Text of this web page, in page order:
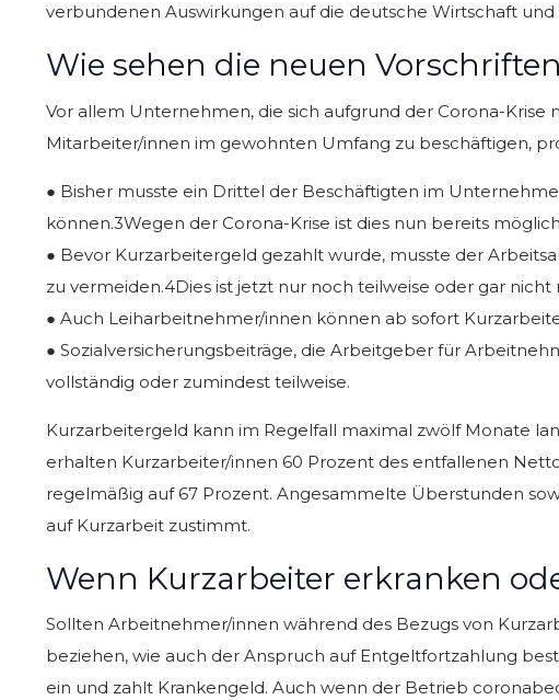
verbundenen Auswirkungen auf die deutsche Wirtschaft
Wie sehen die neuen
Vor allem Unternehmen, die sich aufgrund der Corona-
Mitarbeiter/innen im gewohnten Umfang zu beschäftigen,
● Bisher musste ein Drittel der Beschäftigten im
können.3Wegen der Corona-Krise ist dies nun bereits
● Bevor Kurzarbeitergeld gezahlt wurde, musste der
zu vermeiden.4Dies ist jetzt nur noch teilweise oder gar nicht
● Auch Leiharbeitnehmer/innen können ab sofort
● Sozialversicherungsbeiträge, die Arbeitgeber für
vollständig oder zumindest teilweise.
Kurzarbeitergeld kann im Regelfall maximal zwölf Monate
erhalten Kurzarbeiter/innen 60 Prozent des entfallenen
regelmäßig auf 67 Prozent. Angesammelte Überstunden
auf Kurzarbeit zustimmt.
Wenn Kurzarbeiter erkranken
Sollten Arbeitnehmer/innen während des Bezugs von
beziehen, wie auch der Anspruch auf Entgeltfortzahlung
ein und zahlt Krankengeld. Auch wenn der Betrieb